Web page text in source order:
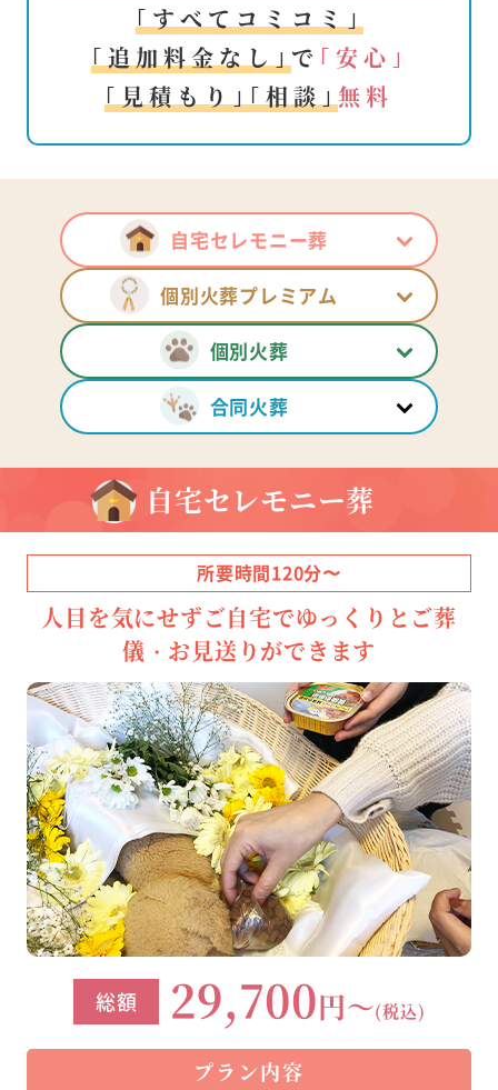
｢すべてコミコミ｣
｢追加料金なし｣ で ｢安心｣
｢見積もり｣｢相談｣ 無料
自宅セレモニー葬
個別火葬プレミアム
個別火葬
合同火葬
自宅セレモニー葬
所要時間120分〜
人目を気にせずご自宅でゆっくりとご葬
儀・お見送りができます
総額 29,700円～(税込)
プラン内容